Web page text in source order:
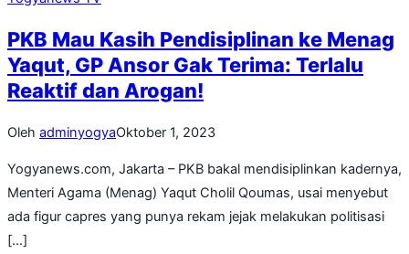
PKB Mau Kasih Pendisiplinan ke Menag
Yaqut, GP Ansor Gak Terima: Terlalu
Reaktif dan Arogan!
Oleh adminyogyaOktober 1, 2023
Yogyanews.com, Jakarta – PKB bakal mendisiplinkan kadernya,
Menteri Agama (Menag) Yaqut Cholil Qoumas, usai menyebut
ada figur capres yang punya rekam jejak melakukan politisasi
[…]